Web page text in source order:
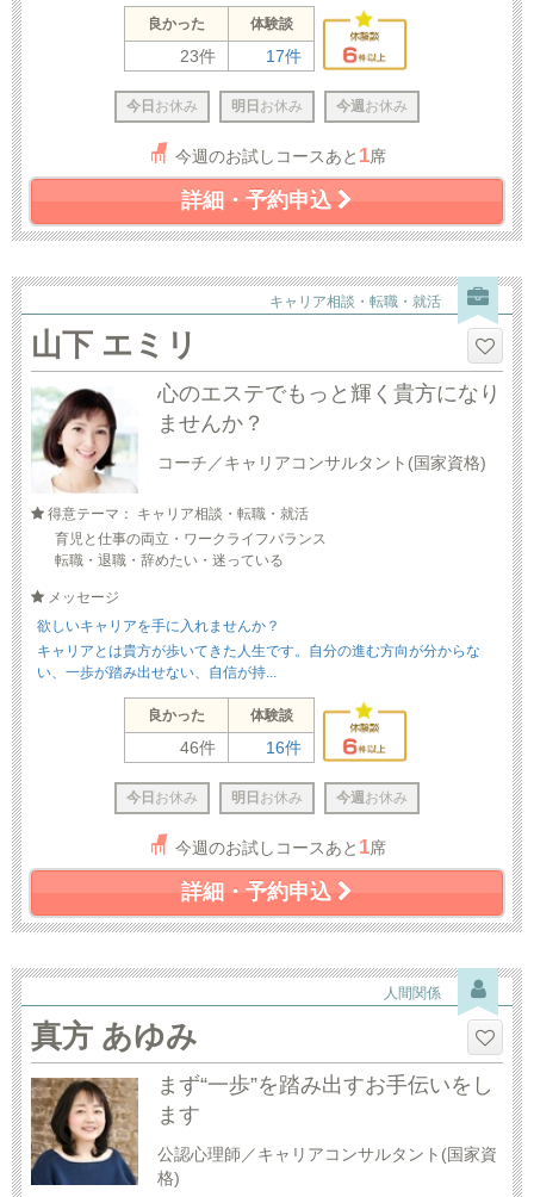
良かった 体験談
23件 17件
今日 お休み 明日 お休み 今週 お休み
今週のお試しコースあと 1席
詳細・予約申込
キャリア相談・転職・就活
山下 エミリ
心のエステでもっと輝く貴方になり
ませんか？
コーチ／キャリアコンサルタント(国家資格)
得意テーマ： キャリア相談・転職・就活
育児と仕事の両立・ワークライフバランス
転職・退職・辞めたい・迷っている
メッセージ
欲しいキャリアを手に入れませんか？
キャリアとは貴方が歩いてきた人生です。自分の進む方向が分からな
い、一歩が踏み出せない、自信が持...
良かった 体験談
46件 16件
今日 お休み 明日 お休み 今週 お休み
今週のお試しコースあと 1席
詳細・予約申込
人間関係
真方 あゆみ
まず“一歩”を踏み出すお手伝いをし
ます
公認心理師／キャリアコンサルタント(国家資
格)